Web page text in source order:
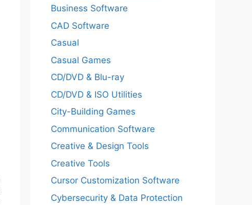
Business Software
CAD Software
Casual
Casual Games
CD/DVD & Blu-ray
CD/DVD & ISO Utilities
City-Building Games
Communication Software
Creative & Design Tools
Creative Tools
Cursor Customization Software
Cybersecurity & Data Protection